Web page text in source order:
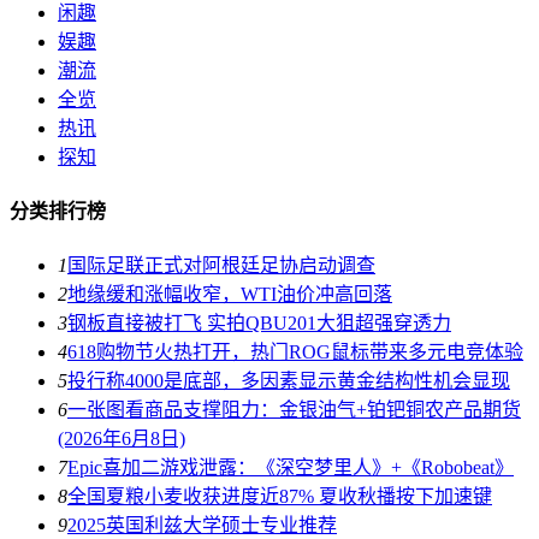
闲趣
娱趣
潮流
全览
热讯
探知
分类排行榜
1 国际足联正式对阿根廷足协启动调查
2地缘缓和涨幅收窄，WTI油价冲高回落
3钢板直接被打飞 实拍QBU201大狙超强穿透力
4618购物节火热打开，热门ROG鼠标带来多元电竞体验
5投行称4000是底部，多因素显示黄金结构性机会显现
6一张图看商品支撑阻力：金银油气+铂钯铜农产品期货
(2026年6月8日)
7Epic喜加二游戏泄露：《深空梦里人》+《Robobeat》
8全国夏粮小麦收获进度近87% 夏收秋播按下加速键
92025英国利兹大学硕士专业推荐